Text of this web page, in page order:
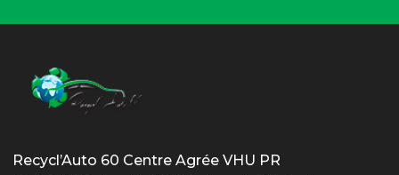
Recycl’Auto 60 Centre Agrée VHU PR